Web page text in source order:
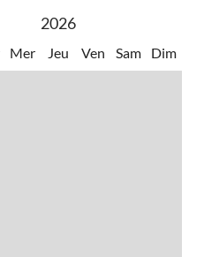
2026
Mer Jeu Ven Sam Dim